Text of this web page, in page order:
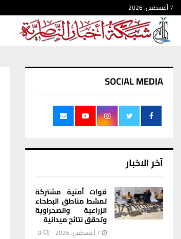
7 أغسطس، 2026
SOCIAL MEDIA
آخر الاخبار
قوات أمنية مشتركة
تمشط مناطق البطحاء
الزراعية والصحراوية
وتحقق نتائج ميدانية
7 أغسطس، 2026 0